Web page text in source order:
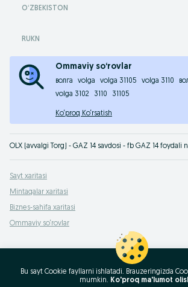
OʻZBEKISTON
RUKN
Ommaviy so‘rovlar
волга volga volga 31105 volga 3110
volga 3102
3110 31105
Ko‘proq Ko‘rsatish
Sayt xaritasi
Mintaqalar xaritasi
Biznes-sahifa xaritasi
Ommaviy so‘rovlar
Bu sayt Cookie fayllarni ishlatadi. Brauzeringizda
mumkin. Ko'proq ma'lumot